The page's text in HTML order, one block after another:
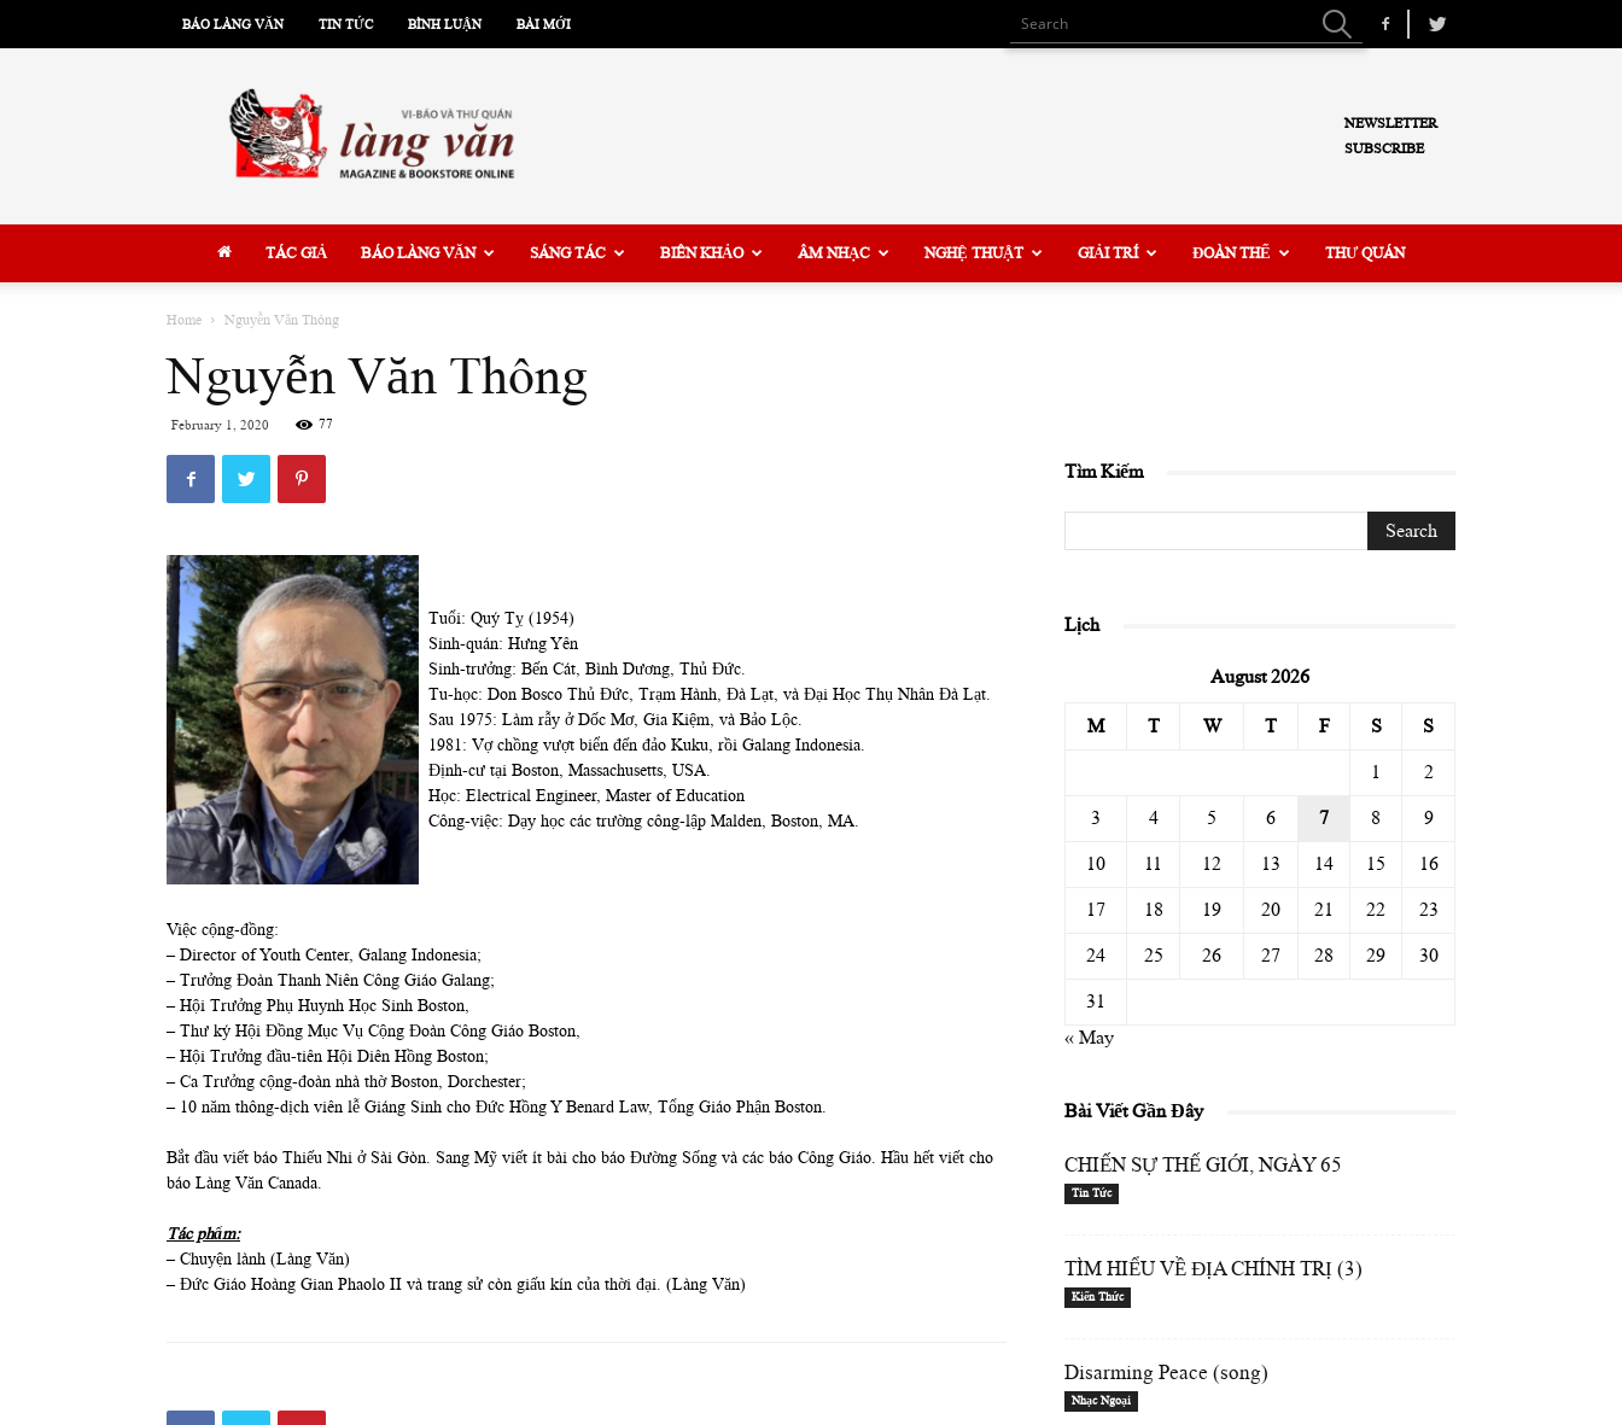
BÁO LÀNG VĂN TIN TỨC BÌNH LUẬN BÀI MỚI
Văn
NEWSLETTER
SUBSCRIBE
TÁC GIẢ BÁO LÀNG VĂN SÁNG TÁC BIÊN KHẢO ÂM NHẠC NGHỆ THUẬT GIẢI TRÍ ĐOÀN THỂ THƯ QUÁN
Home Nguyễn Văn Thông
Nguyễn Văn Thông
February 1, 2020 77
Tuổi: Quý Tỵ (1954)
Sinh-quán: Hưng Yên
Sinh-trưởng: Bến Cát, Bình Dương, Thủ Đức.
Tu-học: Don Bosco Thủ Đức, Trạm Hành, Đà Lạt, và Đại Học Thụ Nhân Đà Lạt.
Sau 1975: Làm rẫy ở Dốc Mơ, Gia Kiệm, và Bảo Lộc.
1981: Vợ chồng vượt biển đến đảo Kuku, rồi Galang Indonesia.
Định-cư tại Boston, Massachusetts, USA.
Học: Electrical Engineer, Master of Education
Công-việc: Dạy học các trường công-lập Malden, Boston, MA.
Việc cộng-đồng:
– Director of Youth Center, Galang Indonesia;
– Trưởng Đoàn Thanh Niên Công Giáo Galang;
– Hội Trưởng Phụ Huynh Học Sinh Boston,
– Thư ký Hội Đồng Mục Vụ Cộng Đoàn Công Giáo Boston,
– Hội Trưởng đầu-tiên Hội Diên Hồng Boston;
– Ca Trưởng cộng-đoàn nhà thờ Boston, Dorchester;
– 10 năm thông-dịch viên lễ Giáng Sinh cho Đức Hồng Y Benard Law, Tổng Giáo Phận Boston.
Bắt đầu viết báo Thiếu Nhi ở Sài Gòn. Sang Mỹ viết ít bài cho báo Đường Sống và các báo Công Giáo. Hầu hết viết cho
báo Làng Văn Canada.
Tác phẩm:
– Chuyện lành (Làng Văn)
– Đức Giáo Hoàng Gian Phaolo II và trang sử còn giấu kín của thời đại. (Làng Văn)
Tìm Kiếm
Lịch
August 2026
M T W T F S S
1 2
3 4 5 6 7 8 9
10 11 12 13 14 15 16
17 18 19 20 21 22 23
24 25 26 27 28 29 30
31
« May
Bài Viết Gần Đây
CHIẾN SỰ THẾ GIỚI, NGÀY 65
Tin Tức
TÌM HIỂU VỀ ĐỊA CHÍNH TRỊ (3)
Kiến Thức
Disarming Peace (song)
Nhạc Ngoại